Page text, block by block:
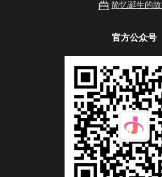
简忆诞生的
官方公众号